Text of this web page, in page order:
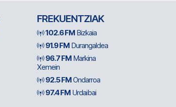
FREKUENTZIAK
102.6 FM Bizkaia
91.9 FM Durangaldea
96.7 FM Markina
Xemein
92.5 FMOndarroa
97.4 FM Urdaibai